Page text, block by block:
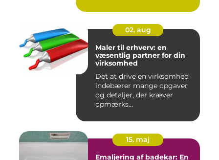
02. aug
Maler til erhverv: en
væsentlig partner for din
virksomhed
Det at drive en virksomhed
indebærer mange opgaver
og detaljer, der kræver
opmærks...
15. maj
Emaljering af badekar: En